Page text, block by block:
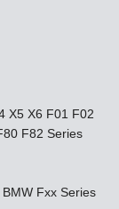
X5 X6 F01 F02
F82 Series
Fxx Series